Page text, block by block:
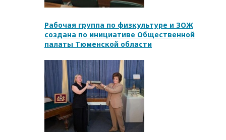
Рабочая группа по физкультуре и ЗОЖ
создана по инициативе Общественной
палаты Тюменской области